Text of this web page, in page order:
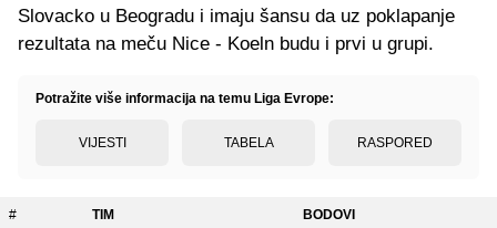
Slovacko u Beogradu i imaju šansu da uz poklapanje
rezultata na meču Nice - Koeln budu i prvi u grupi.
Potražite više informacija na temu Liga Evrope:
VIJESTI TABELA RASPORED
# TIM BODOVI